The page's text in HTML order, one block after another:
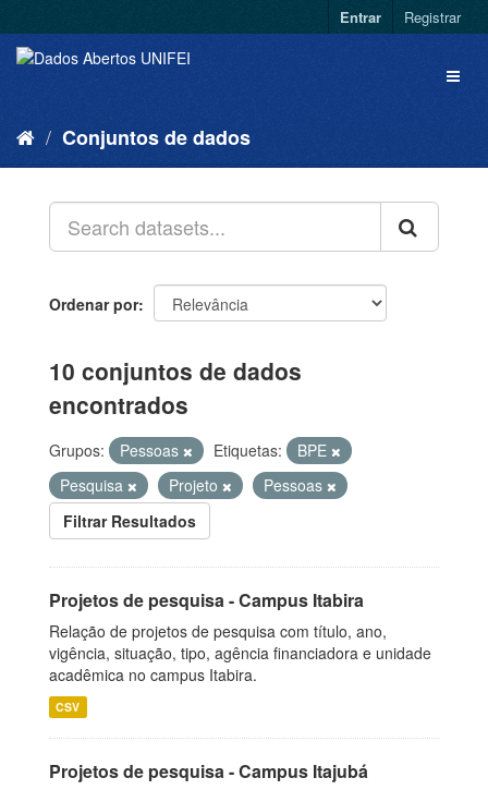
Entrar Registrar
Conjuntos de dados
Ordenar por
10 conjuntos de dados
encontrados
Grupos: Pessoas Etiquetas:
BPE
Pesquisa
Projeto
Pessoas
Filtrar Resultados
Projetos de pesquisa - Campus Itabira
Relação de projetos de pesquisa com título, ano,
vigência, situação, tipo, agência financiadora e unidade
acadêmica no campus Itabira.
CSV
Projetos de pesquisa - Campus Itajubá